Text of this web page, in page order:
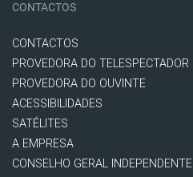
CONTACTOS
CONTACTOS
PROVEDORA DO TELESPECTADOR
PROVEDORA DO OUVINTE
ACESSIBILIDADES
SATÉLITES
A EMPRESA
CONSELHO GERAL INDEPENDENTE